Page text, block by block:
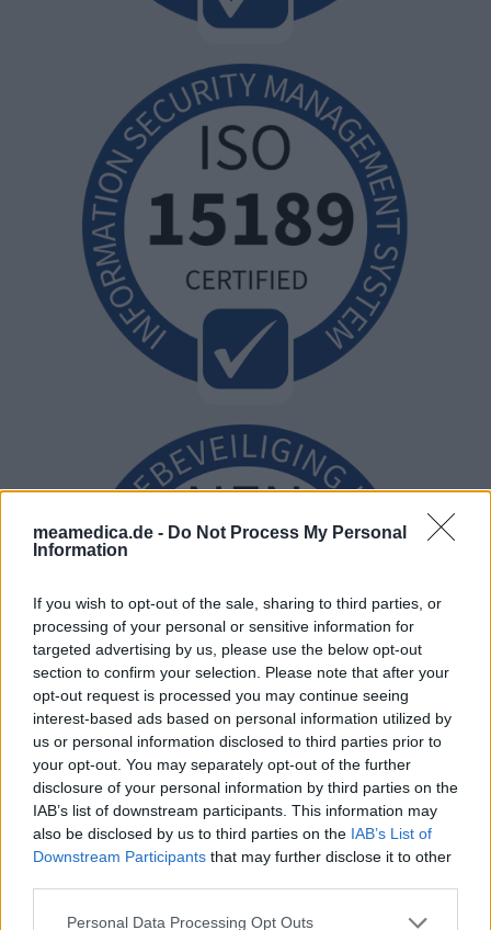
meamedica.de - Do Not Process My Personal
Information
If you wish to opt-out of the sale, sharing to third parties, or
processing of your personal or sensitive information for
targeted advertising by us, please use the below opt-out
section to confirm your selection. Please note that after your
opt-out request is processed you may continue seeing
interest-based ads based on personal information utilized by
us or personal information disclosed to third parties prior to
your opt-out. You may separately opt-out of the further
disclosure of your personal information by third parties on the
IAB’s list of downstream participants. This information may
also be disclosed by us to third parties on the IAB’s List of
Downstream Participants that may further disclose it to other
Personal Data Processing Opt Outs